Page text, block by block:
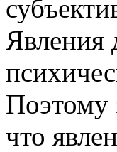
Явления
Поэтому
что